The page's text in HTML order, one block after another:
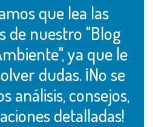
que lea las
de nuestro "Blog
ya que le
dudas. ¡No se
análisis, consejos,
detalladas!